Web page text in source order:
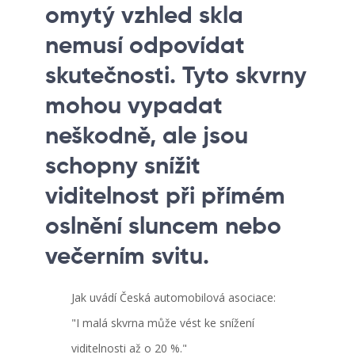
omytý vzhled skla
nemusí odpovídat
skutečnosti. Tyto skvrny
mohou vypadat
neškodně, ale jsou
schopny snížit
viditelnost při přímém
oslnění sluncem nebo
večerním svitu.
Jak uvádí Česká automobilová asociace:
"I malá skvrna může vést ke snížení
viditelnosti až o 20 %."